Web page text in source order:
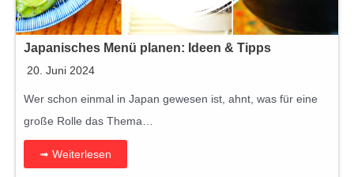
l
b
e
r
m
a
c
Japanisches Menü planen: Ideen & Tipps
20. Juni 2024
Wer schon einmal in Japan gewesen ist, ahnt, was für eine
große Rolle das Thema…
➟ Weiterlesen